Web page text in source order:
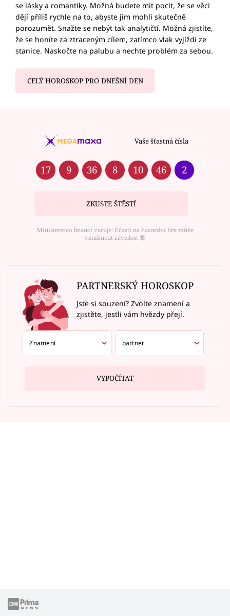
se lásky a romantiky. Možná budete mít pocit, že se věci
dějí příliš rychle na to, abyste jim mohli skutečně
porozumět. Snažte se nebýt tak analytičtí. Možná zjistíte,
že se honíte za ztraceným cílem, zatímco vlak vyjíždí ze
stanice. Naskočte na palubu a nechte problém za sebou.
CELÝ HOROSKOP PRO DNEŠNÍ DEN
Vaše šťastná čísla
17 9 36 8 10 46 2
ZKUSTE ŠTĚSTÍ
Ministerstvo financí varuje: Účastí na hazardní hře může
vzniknout závislost ⑱
PARTNERSKÝ HOROSKOP
Jste si souzení? Zvolte znamení a
zjistěte, jestli vám hvězdy přejí.
VYPOČÍTAT